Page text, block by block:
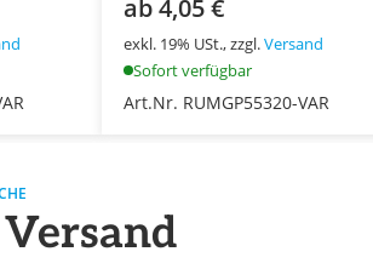
transparent
ab 4,05 €
exkl. 19% USt., zzgl.Versand
Sofort verfügbar
Art.Nr. RUMGP55320-VAR